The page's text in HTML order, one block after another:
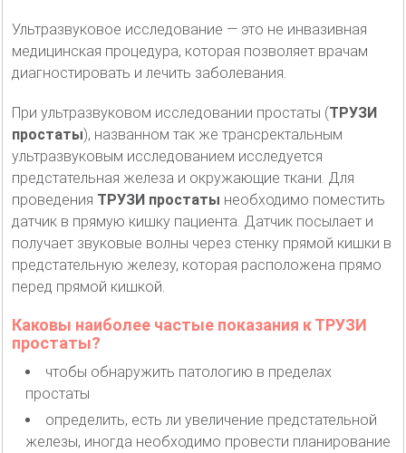
Ультразвуковое исследование — это не инвазивная
медицинская процедура, которая позволяет врачам
диагностировать и лечить заболевания.
При ультразвуковом исследовании простаты (ТРУЗИ
простаты), названном так же трансректальным
ультразвуковым исследованием исследуется
предстательная железа и окружающие ткани. Для
проведения ТРУЗИ простаты необходимо поместить
датчик в прямую кишку пациента. Датчик посылает и
получает звуковые волны через стенку прямой кишки в
предстательную железу, которая расположена прямо
перед прямой кишкой.
Каковы наиболее частые показания к ТРУЗИ
простаты?
чтобы обнаружить патологию в пределах
простаты
определить, есть ли увеличение предстательной
железы, иногда необходимо провести планирование